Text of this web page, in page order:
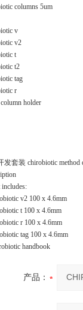
columns 5um
v
v2
t
t2
tag
r
holder
发套装 chirobiotic method
includes:
v2 100 x 4.6mm
t 100 x 4.6mm
r 100 x 4.6mm
tag 100 x 4.6mm
handbook
产品：